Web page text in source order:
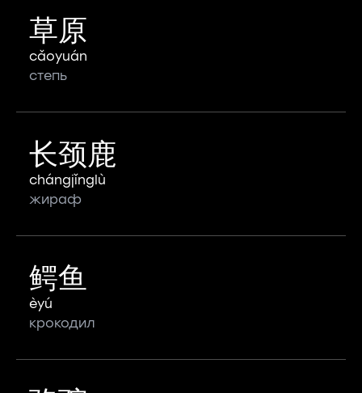
草原
cǎoyuán
степь
长颈鹿
chángjǐnglù
жираф
鳄鱼
èyú
крокодил